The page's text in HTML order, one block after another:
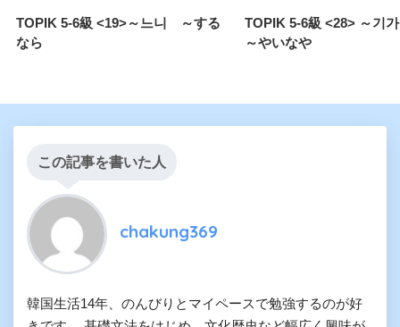
TOPIK 5-6級 <19>～느니 ～する
なら
TOPIK 5-6級 <28> ～기
～やいなや
この記事を書いた人
chakung369
韓国生活14年、のんびりとマイペースで勉強するのが好